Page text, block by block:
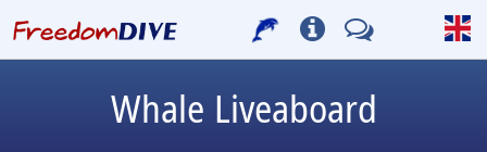
Whale Liveaboard